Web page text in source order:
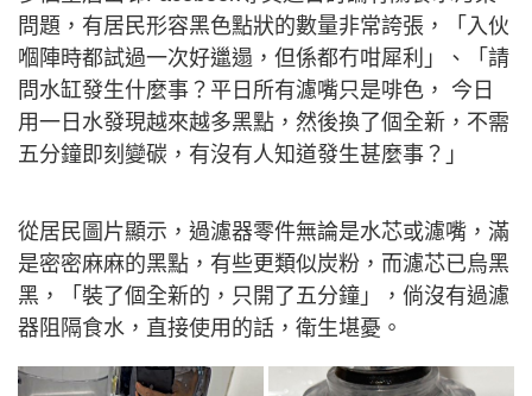
問題，有居民形容黑色點狀的數量非常誇張，「入伙
嗰陣時都試過一次好邋遢，但係都冇咁犀利」、「請
問水缸發生什麼事？平日所有濾嘴只是啡色， 今日
用一日水發現越來越多黑點，然後換了個全新，不需
五分鐘即刻變碳，有沒有人知道發生甚麼事？」
從居民圖片顯示，過濾器零件無論是水芯或濾嘴，滿
是密密麻麻的黑點，有些更類似炭粉，而濾芯已烏黑
黑，「裝了個全新的，只開了五分鐘」，倘沒有過濾
器阻隔食水，直接使用的話，衛生堪憂。